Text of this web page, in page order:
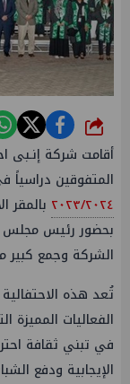
شارك
أقامت شركة إنـبى
المتفوقين دراسياً
٢٠٢٣/٢٠٢٤
بحضور رئيس مجلس
الشركة وجمع كبير
تُعد هذه
الفعاليات
في تبني ثقافة
الإيجابية ودفع